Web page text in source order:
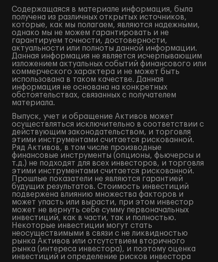
Содержащаяся в материале информация, была
получена из различных открытых источников,
которые, как мы полагаем, являются надежными,
однако мы не можем гарантировать и не
гарантируем точности, достоверности,
актуальности или полноты данной информации.
Данная информация не является исчерпывающим
изложением актуальных событий финансового или
коммерческого характера и не может быть
использована в таком качестве. Данная
информация не основана на конкретных
обстоятельствах, связанных с получателем
материала.
Выпуск, учет и обращение Активов может
осуществляться исключительно в соответствии с
действующим законодательством, и торговля
этими инструментами считается рискованной.
Ряд Активов, в том числе производные
финансовые инструменты (опционы, фьючерсы и
т.д.) не подходят для всех инвесторов, и торговля
этими инструментами считается рискованной.
Прошлые показатели не являются гарантией
будущих результатов. Стоимость инвестиций
подвержена влиянию множества факторов и
может упасть или вырасти, при этом инвестор
может не вернуть себе сумму первоначальных
инвестиций, как в части, так и полностью.
Некоторые инвестиции могут стать
неосуществимыми в связи с не ликвидностью
рынка Активов или отсутствием вторичного
рынка (интереса инвестора), и поэтому оценка
инвестиций и определение рисков инвестора